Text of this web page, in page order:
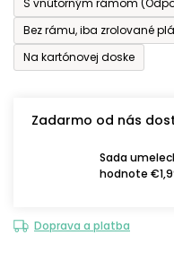
S vnútorným rámom
Bez rámu, iba zrolované
Na kartónovej doske
Zadarmo od nás
Sada
hodnote
Doprava a platba